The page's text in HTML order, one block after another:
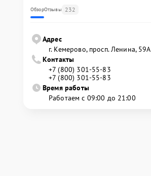
ОбзорОтзывы 232
Адрес
г. Кемерово, просп. Ленина, 59А
Контакты
+7 (800) 301-55-83
+7 (800) 301-55-83
Время работы
Работаем с 09:00 до 21:00